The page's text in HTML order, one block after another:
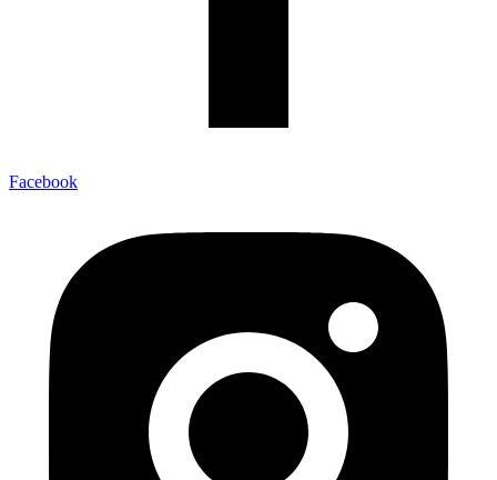
Facebook